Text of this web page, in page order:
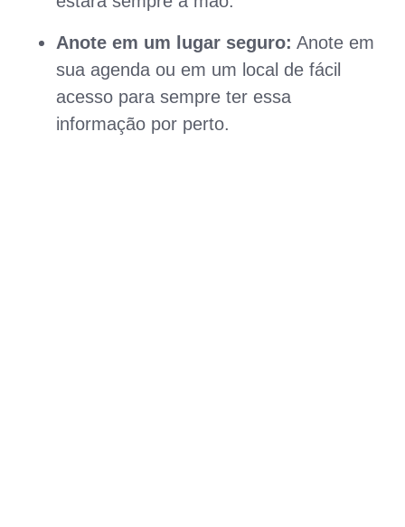
Anote em um lugar seguro: Anote em
sua agenda ou em um local de fácil
acesso para sempre ter essa
informação por perto.